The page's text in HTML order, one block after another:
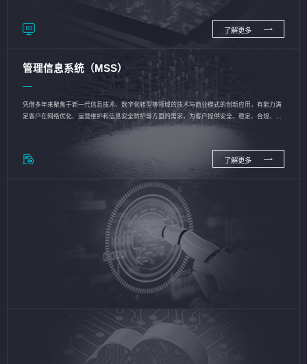
了解更多
管理信息系统（MSS）
凭借多年来聚焦于新一代信息技术、数字化转型等领域的技术与商业模式的创新应用，有能力满
足客户在网络优化、运营维护和信息安全防护等方面的需求，为客户提供安全、稳定、合规、持
了解更多